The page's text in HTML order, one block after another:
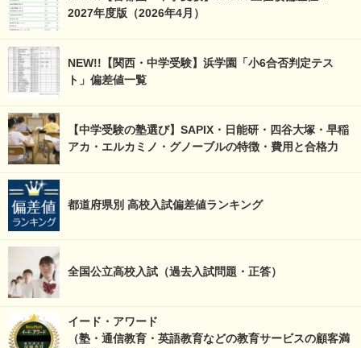
2027年度版（2026年4月）
NEW!!【関西・中学受験】浜学園「小6合否判定テス
ト」偏差値一覧
【中学受験の塾選び】SAPIX・日能研・四谷大塚・早稲
アカ・エルカミノ・グノーブルの特徴・費用と合格力
都道府県別 高校入試偏差値ランキング
全国公立高校入試（過去入試問題・正答）
イード・アワード
（塾・通信教育・英語教育などの教育サービスの顧客満